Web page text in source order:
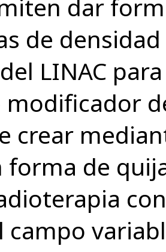
dar
de
LINAC
crear
forma de
campo